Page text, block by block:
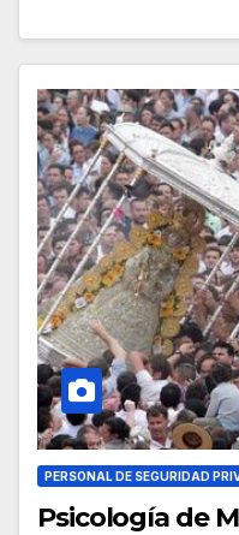
PERSONAL DE SEGURIDAD
Psicología de